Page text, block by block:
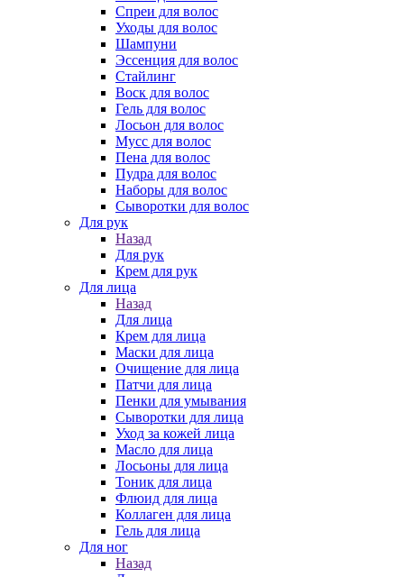
Спреи для волос
Уходы для волос
Шампуни
Эссенция для волос
Стайлинг
Воск для волос
Гель для волос
Лосьон для волос
Мусс для волос
Пена для волос
Пудра для волос
Наборы для волос
Сыворотки для волос
Для рук
Назад
Для рук
Крем для рук
Для лица
Назад
Для лица
Крем для лица
Маски для лица
Очищение для лица
Патчи для лица
Пенки для умывания
Сыворотки для лица
Уход за кожей лица
Масло для лица
Лосьоны для лица
Тоник для лица
Флюид для лица
Коллаген для лица
Гель для лица
Для ног
Назад